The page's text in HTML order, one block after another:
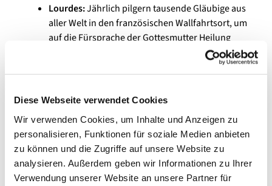
Diese Webseite verwendet Cookies
Wir verwenden Cookies, um Inhalte und Anzeigen zu
personalisieren, Funktionen für soziale Medien anbieten
zu können und die Zugriffe auf unsere Website zu
analysieren. Außerdem geben wir Informationen zu Ihrer
Verwendung unserer Website an unsere Partner für
Lourdes:Jährlich pilgern tausende Gläubige aus
aller Welt in den französischen Wallfahrtsort, um
auf die Fürsprache der Gottesmutter Heilung
Am 11. Februar 1858 erschien
Soubirous in einer Grotte bei dem Städtchen
einige Wochen später nannte.18 Mal hat sich
Maria, die Muttergottes, Bernadette gezeigt, mit
ihr gesprochen und sie beauftragt, alle zum
Gebet, zur Buße, zur Eucharistie und zum Leben